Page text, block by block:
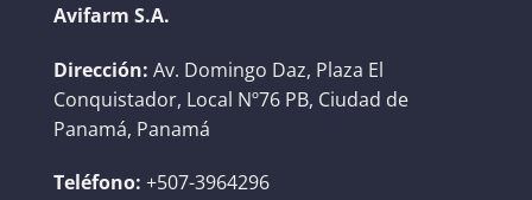
Avifarm S.A.
Dirección: Av. Domingo Daz, Plaza El
Conquistador, Local Nº76 PB, Ciudad de
Panamá, Panamá
Teléfono: +507-3964296